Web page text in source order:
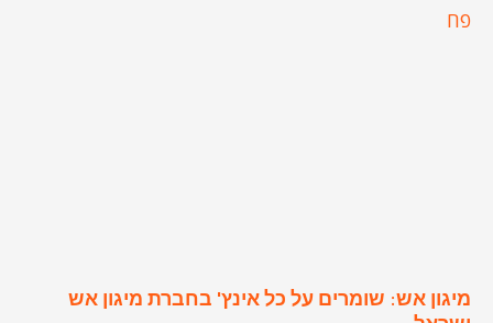
מיגון אש: שומרים על כל אינץ' בחברת מיגון אש